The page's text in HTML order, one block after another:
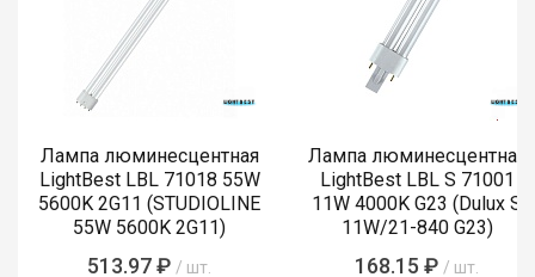
Лампа люминесцентная
LightBest LBL 71018 55W
5600K 2G11 (STUDIOLINE
55W 5600K 2G11)
513.97 ₽ / шт.
Лампа люминесцентная
LightBest LBL S 71001
11W 4000K G23 (Dulux S
11W/21-840 G23)
168.15 ₽ / шт.